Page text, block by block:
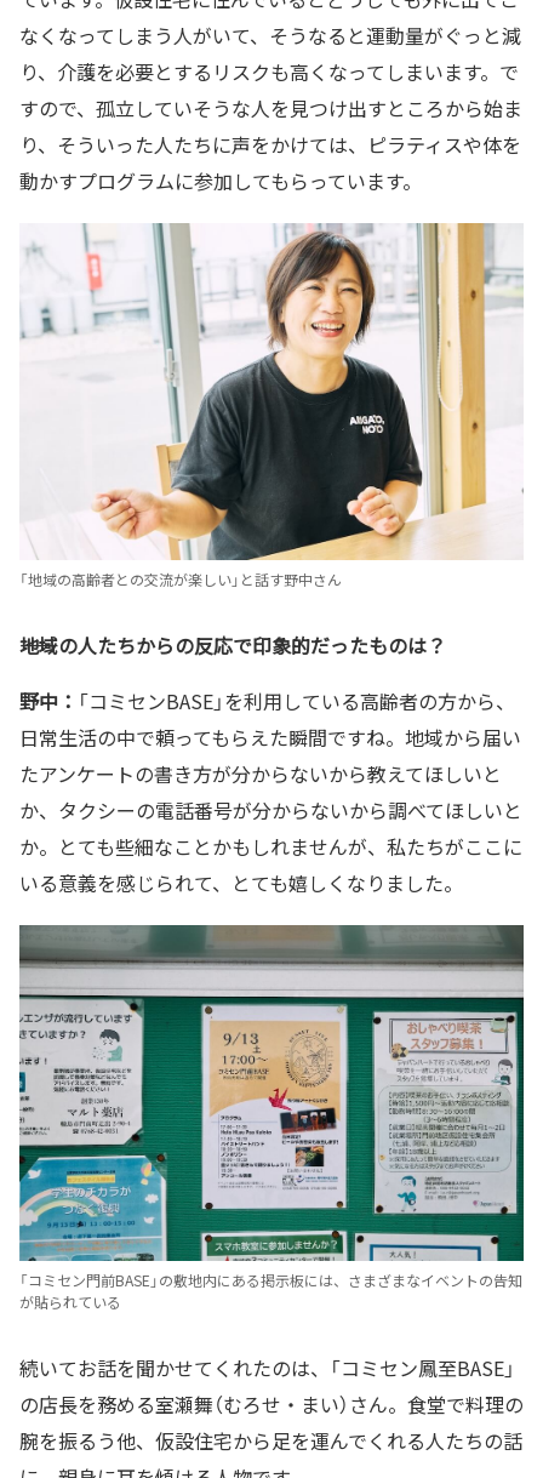
なくなってしまう人がいて、そうなると運動量がぐっと減
り、介護を必要とするリスクも高くなってしまいます。で
すので、孤立していそうな人を見つけ出すところから始ま
り、そういった人たちに声をかけては、ピラティスや体を
動かすプログラムに参加してもらっています。
「地域の高齢者との交流が楽しい」と話す野中さん
――地域の人たちからの反応で印象的だったものは？
野中： 「コミセンBASE」を利用している高齢者の方から、
日常生活の中で頼ってもらえた瞬間ですね。地域から届い
たアンケートの書き方が分からないから教えてほしいと
か、タクシーの電話番号が分からないから調べてほしいと
か。とても些細なことかもしれませんが、私たちがここに
いる意義を感じられて、とても嬉しくなりました。
「コミセン門前BASE」の敷地内にある掲示板には、さまざまなイベントの告知
が貼られている
続いてお話を聞かせてくれたのは、「コミセン鳳至BASE」
の店長を務める室瀬舞（むろせ・まい）さん。食堂で料理の
腕を振るう他、仮設住宅から足を運んでくれる人たちの話